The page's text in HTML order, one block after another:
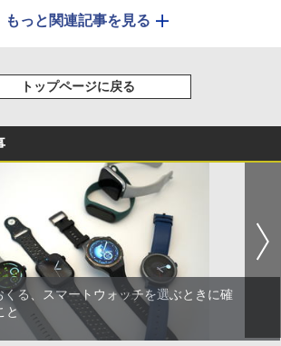
もっと関連記事を見る
トップページに戻る
くる、スマートウォッチを選ぶときに確
と